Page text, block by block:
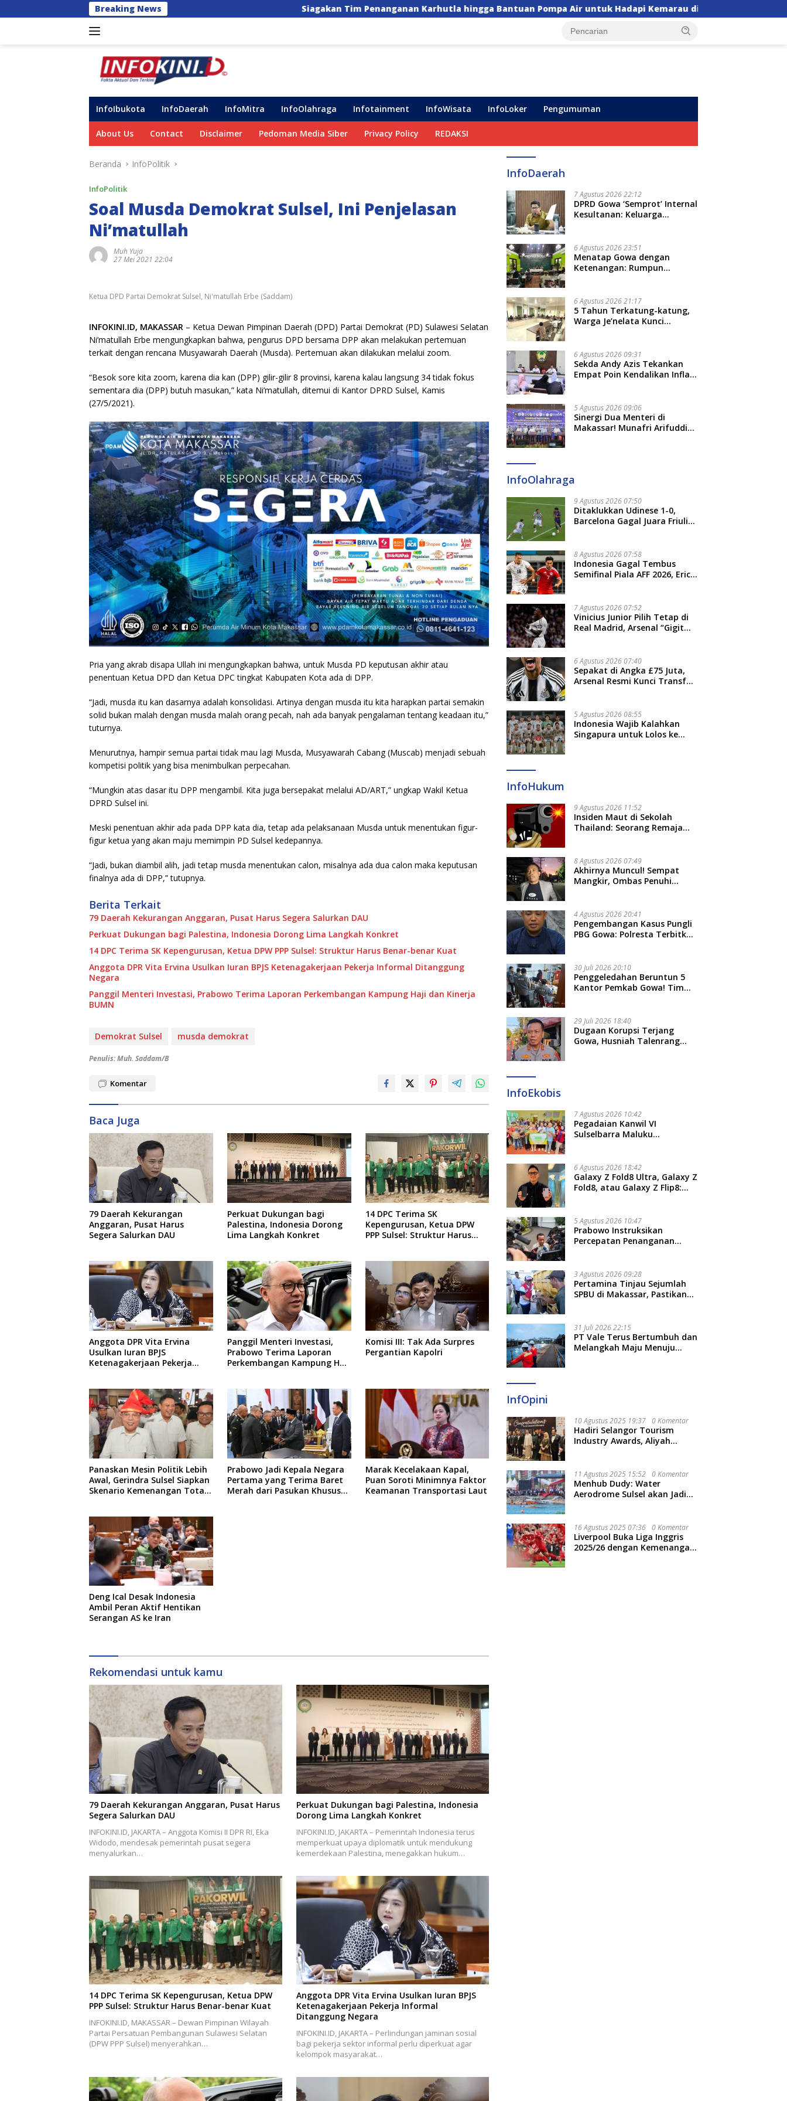
ke
Breaking News Siagakan Tim Penanganan Karhutla hingga Bantuan Pompa Air untuk Hadapi Kemarau di Sulsel Insiden Maut di Sekolah
InfoIbukota InfoDaerah InfoMitra InfoOlahraga Infotainment InfoWisata InfoLoker Pengumuman
About Us Contact Disclaimer Pedoman Media Siber Privacy Policy REDAKSI
Beranda InfoPolitik
InfoPolitik
Soal Musda Demokrat Sulsel, Ini Penjelasan
Ni’matullah
Muh Yuja
27 Mei 2021 22:04
Ketua DPD Partai Demokrat Sulsel, Ni'matullah Erbe (Saddam)
INFOKINI.ID, MAKASSAR – Ketua Dewan Pimpinan Daerah (DPD) Partai Demokrat (PD) Sulawesi Selatan
Ni’matullah Erbe mengungkapkan bahwa, pengurus DPD bersama DPP akan melakukan pertemuan
terkait dengan rencana Musyawarah Daerah (Musda). Pertemuan akan dilakukan melalui zoom.
“Besok sore kita zoom, karena dia kan (DPP) gilir-gilir 8 provinsi, karena kalau langsung 34 tidak fokus
sementara dia (DPP) butuh masukan,” kata Ni’matullah, ditemui di Kantor DPRD Sulsel, Kamis
(27/5/2021).
Pria yang akrab disapa Ullah ini mengungkapkan bahwa, untuk Musda PD keputusan akhir atau
penentuan Ketua DPD dan Ketua DPC tingkat Kabupaten Kota ada di DPP.
“Jadi, musda itu kan dasarnya adalah konsolidasi. Artinya dengan musda itu kita harapkan partai semakin
solid bukan malah dengan musda malah orang pecah, nah ada banyak pengalaman tentang keadaan itu,”
tuturnya.
Menurutnya, hampir semua partai tidak mau lagi Musda, Musyawarah Cabang (Muscab) menjadi sebuah
kompetisi politik yang bisa menimbulkan perpecahan.
“Mungkin atas dasar itu DPP mengambil. Kita juga bersepakat melalui AD/ART,” ungkap Wakil Ketua
DPRD Sulsel ini.
Meski penentuan akhir ada pada DPP kata dia, tetap ada pelaksanaan Musda untuk menentukan figur-
figur ketua yang akan maju memimpin PD Sulsel kedepannya.
“Jadi, bukan diambil alih, jadi tetap musda menentukan calon, misalnya ada dua calon maka keputusan
finalnya ada di DPP,” tutupnya.
Berita Terkait
79 Daerah Kekurangan Anggaran, Pusat Harus Segera Salurkan DAU
Perkuat Dukungan bagi Palestina, Indonesia Dorong Lima Langkah Konkret
14 DPC Terima SK Kepengurusan, Ketua DPW PPP Sulsel: Struktur Harus Benar-benar Kuat
Anggota DPR Vita Ervina Usulkan Iuran BPJS Ketenagakerjaan Pekerja Informal Ditanggung
Negara
Panggil Menteri Investasi, Prabowo Terima Laporan Perkembangan Kampung Haji dan Kinerja
BUMN
Demokrat Sulsel musda demokrat
Penulis: Muh. Saddam/B
Komentar
Baca Juga
79 Daerah Kekurangan
Anggaran, Pusat Harus
Segera Salurkan DAU
Perkuat Dukungan bagi
Palestina, Indonesia Dorong
Lima Langkah Konkret
14 DPC Terima SK
Kepengurusan, Ketua DPW
PPP Sulsel: Struktur Harus
Anggota DPR Vita Ervina
Usulkan Iuran BPJS
Ketenagakerjaan Pekerja
Panggil Menteri Investasi,
Prabowo Terima Laporan
Perkembangan Kampung Haji
Komisi III: Tak Ada Surpres
Pergantian Kapolri
Panaskan Mesin Politik Lebih
Awal, Gerindra Sulsel Siapkan
Skenario Kemenangan Total
Prabowo Jadi Kepala Negara
Pertama yang Terima Baret
Merah dari Pasukan Khusus
Marak Kecelakaan Kapal,
Puan Soroti Minimnya Faktor
Keamanan Transportasi Laut
Deng Ical Desak Indonesia
Ambil Peran Aktif Hentikan
Serangan AS ke Iran
Rekomendasi untuk kamu
79 Daerah Kekurangan Anggaran, Pusat Harus
Segera Salurkan DAU
INFOKINI.ID, JAKARTA – Anggota Komisi II DPR RI, Eka
Widodo, mendesak pemerintah pusat segera
menyalurkan…
Perkuat Dukungan bagi Palestina, Indonesia
Dorong Lima Langkah Konkret
INFOKINI.ID, JAKARTA – Pemerintah Indonesia terus
memperkuat upaya diplomatik untuk mendukung
kemerdekaan Palestina, menegakkan hukum…
14 DPC Terima SK Kepengurusan, Ketua DPW
PPP Sulsel: Struktur Harus Benar-benar Kuat
INFOKINI.ID, MAKASSAR – Dewan Pimpinan Wilayah
Partai Persatuan Pembangunan Sulawesi Selatan
(DPW PPP Sulsel) menyerahkan…
Anggota DPR Vita Ervina Usulkan Iuran BPJS
Ketenagakerjaan Pekerja Informal
Ditanggung Negara
INFOKINI.ID, JAKARTA – Perlindungan jaminan sosial
bagi pekerja sektor informal perlu diperkuat agar
kelompok masyarakat…
InfoDaerah
7 Agustus 2026 22:12
DPRD Gowa ‘Semprot’ Internal
Kesultanan: Keluarga
6 Agustus 2026 23:51
Menatap Gowa dengan
Ketenangan: Rumpun
Sepihak, Tekankan Jalur
Musyawarah, Ingatkan Soal
Adat dan Adab
6 Agustus 2026 21:17
5 Tahun Terkatung-katung,
Warga Je’nelata Kunci
6 Agustus 2026 09:31
Sekda Andy Azis Tekankan
Empat Poin Kendalikan Inflasi
5 Agustus 2026 09:06
Sinergi Dua Menteri di
Makassar! Munafri Arifuddin
InfoOlahraga
9 Agustus 2026 07:50
Ditaklukkan Udinese 1-0,
Barcelona Gagal Juara Friuli
8 Agustus 2026 07:58
Indonesia Gagal Tembus
Semifinal Piala AFF 2026, Erick
7 Agustus 2026 07:52
Vinicius Junior Pilih Tetap di
Real Madrid, Arsenal “Gigit
6 Agustus 2026 07:40
Sepakat di Angka £75 Juta,
Arsenal Resmi Kunci Transfer
5 Agustus 2026 08:55
Indonesia Wajib Kalahkan
Singapura untuk Lolos ke
InfoHukum
9 Agustus 2026 11:52
Insiden Maut di Sekolah
Thailand: Seorang Remaja
Dirawat Intensif
8 Agustus 2026 07:49
Akhirnya Muncul! Sempat
Mangkir, Ombas Penuhi
Pertanyaan
4 Agustus 2026 20:41
Pengembangan Kasus Pungli
PBG Gowa: Polresta Terbitkan
30 Juli 2026 20:10
Penggeledahan Beruntun 5
Kantor Pemkab Gowa! Tim
Rp16 Miliar
29 Juli 2026 18:40
Dugaan Korupsi Terjang
Gowa, Husniah Talenrang
InfoEkobis
7 Agustus 2026 10:42
Pegadaian Kanwil VI
Sulselbarra Maluku
Masyarakat
6 Agustus 2026 18:42
Galaxy Z Fold8 Ultra, Galaxy Z
Fold8, atau Galaxy Z Flip8:
5 Agustus 2026 10:47
Prabowo Instruksikan
Percepatan Penanganan
3 Agustus 2026 09:28
Pertamina Tinjau Sejumlah
SPBU di Makassar, Pastikan
31 Juli 2026 22:15
PT Vale Terus Bertumbuh dan
Melangkah Maju Menuju
InfOpini
10 Agustus 2025 19:37 0 Komentar
Hadiri Selangor Tourism
Industry Awards, Aliyah
11 Agustus 2025 15:52 0 Komentar
Menhub Dudy: Water
Aerodrome Sulsel akan Jadi
16 Agustus 2025 07:36 0 Komentar
Liverpool Buka Liga Inggris
2025/26 dengan Kemenangan,